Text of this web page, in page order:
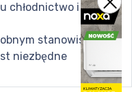
chłodnictwo i
stanowisku jest
niezbędne